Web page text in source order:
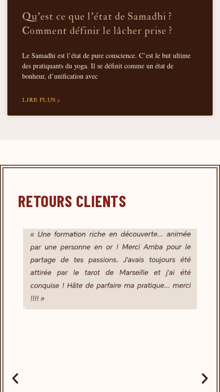
Qu’est ce que l’état de Samadhi ?
Comment définir le lâcher prise ?
Le Samadhi est l’état de pure conscience. C’est le but ultime
des pratiquants du yoga. Il se définit comme un état de
bonheur, d’unification avec
LIRE PLUS >
RETOURS CLIENTS